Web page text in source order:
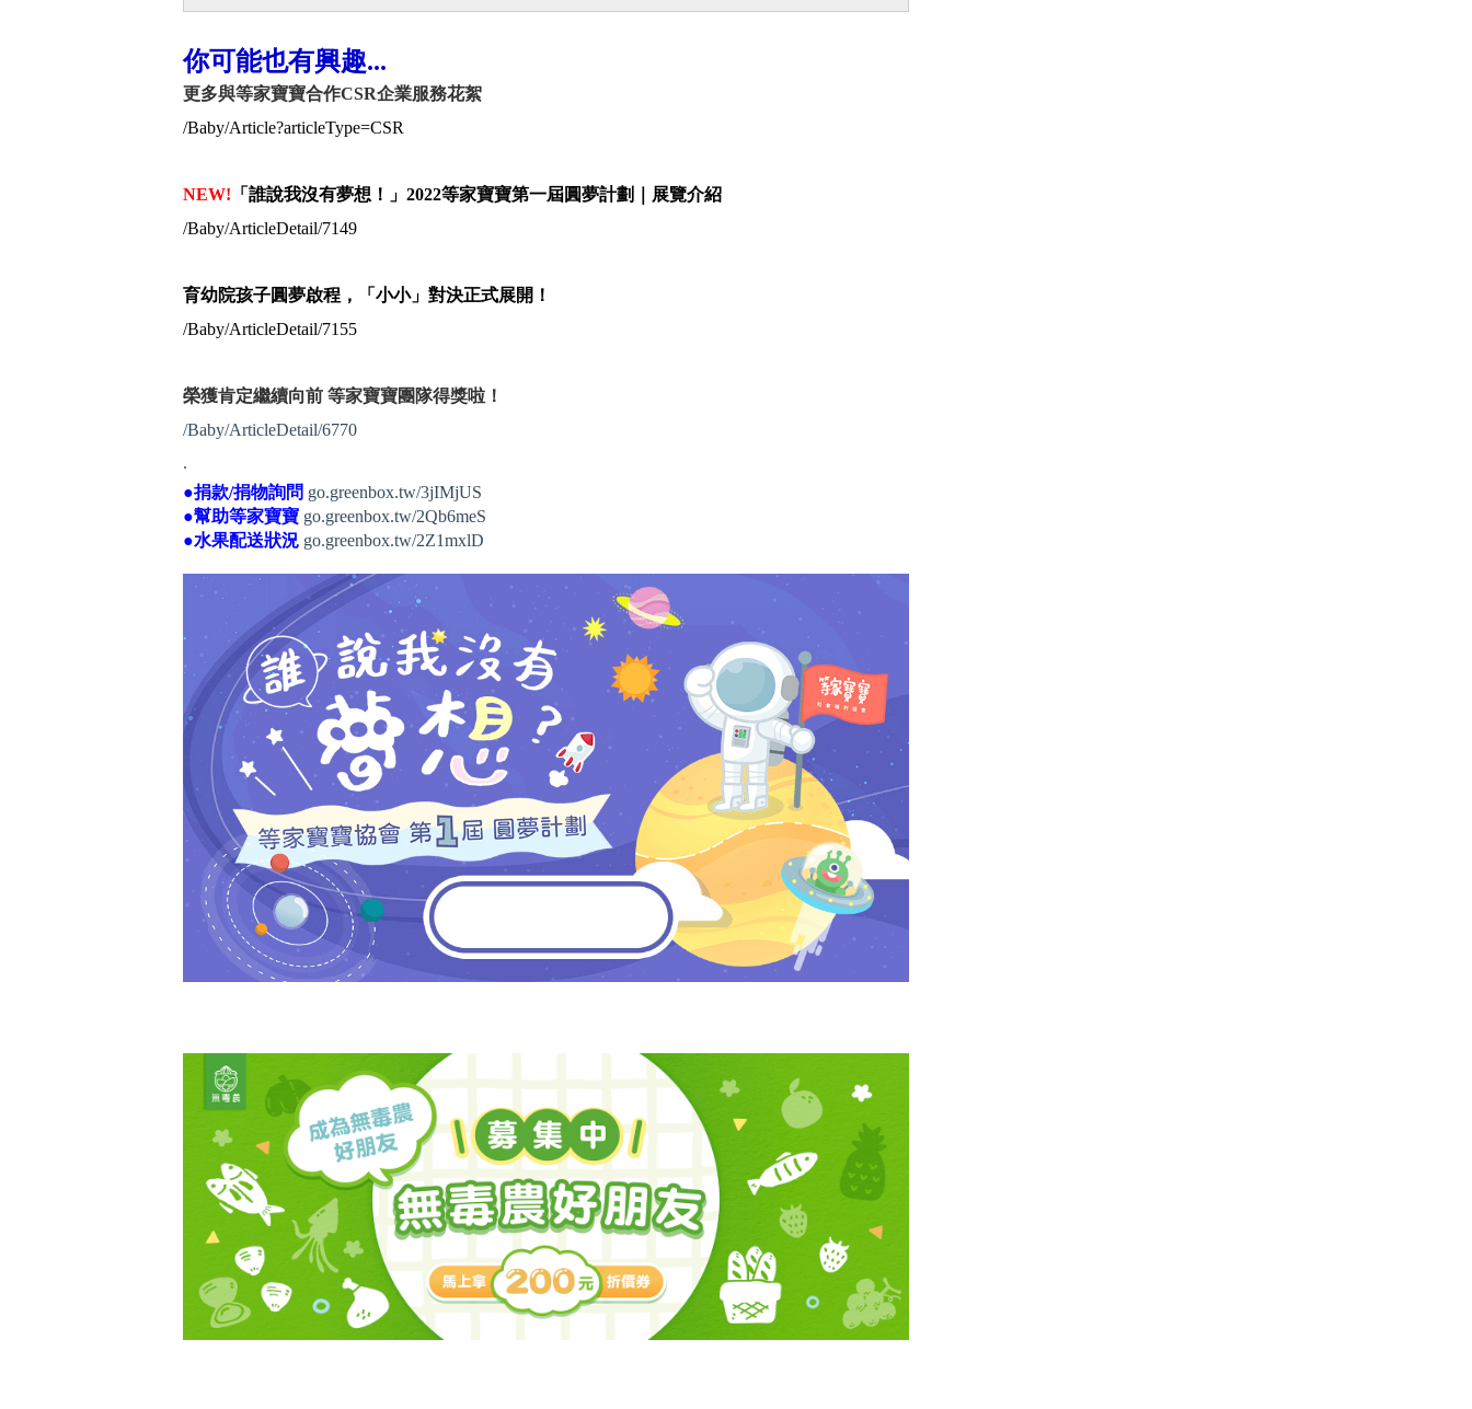
你可能也有興趣...
更多與等家寶寶合作CSR企業服務花絮
/Baby/Article?articleType=CSR
NEW! 「誰說我沒有夢想！」2022等家寶寶第一屆圓夢計劃｜展覽介紹
/Baby/ArticleDetail/7149
育幼院孩子圓夢啟程，「小小」對決正式展開！
/Baby/ArticleDetail/7155
榮獲肯定繼續向前 等家寶寶團隊得獎啦！
/Baby/ArticleDetail/6770
.
●捐款/捐物詢問 go.greenbox.tw/3jIMjUS
●幫助等家寶寶 go.greenbox.tw/2Qb6meS
●水果配送狀況 go.greenbox.tw/2Z1mxlD